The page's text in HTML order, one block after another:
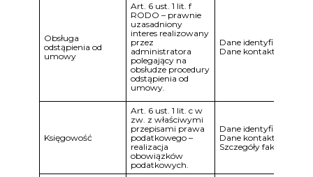
Obsługa
odstąpienia od
umowy
Art. 6 ust. 1 lit. f
RODO – prawnie
uzasadniony
interes realizowany
przez
administratora
polegający na
obsłudze procedury
odstąpienia od
umowy.
Dane identyfikacyjne.
Dane kontaktowe.
Księgowość
Art. 6 ust. 1 lit. c w
zw. z właściwymi
przepisami prawa
podatkowego –
realizacja
obowiązków
podatkowych.
Dane identyfikacyjne.
Dane kontaktowe.
Szczegóły faktur.